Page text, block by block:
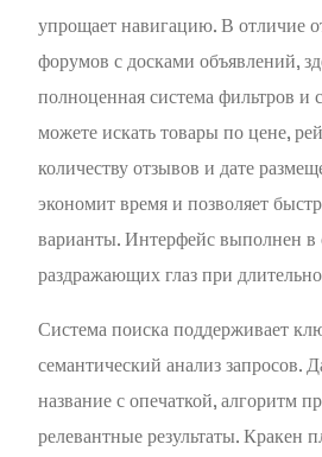
упрощает навигацию. В отличие
форумов с досками объявлений,
полноценная система фильтров и
можете искать товары по цене,
количеству отзывов и дате
экономит время и позволяет
варианты. Интерфейс выполнен в
раздражающих глаз при
Система поиска поддерживает
семантический анализ запросов.
название с опечаткой, алгоритм
релевантные результаты. Кракен